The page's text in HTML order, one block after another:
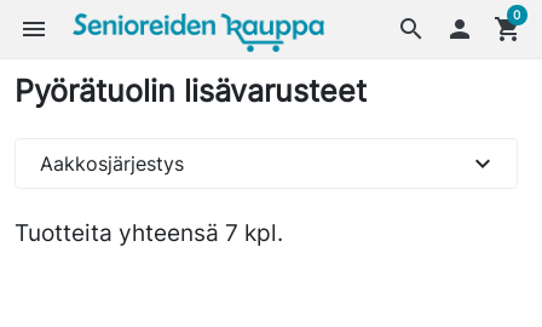
search
menu  shopping_cart
0
Pyörätuolin lisävarusteet
Tuotteita yhteensä 7 kpl.
Aakkosjärjestys expand_more